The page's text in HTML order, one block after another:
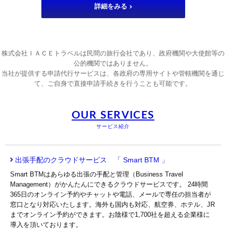
詳細をみる
株式会社ＩＡＣＥトラベルは民間の旅行会社であり、政府機関や大使館等の
公的機関ではありません。
当社が提供する申請代行サービスは、各政府の専用サイトや管轄機関を通じ
て、ご自身で直接申請手続きを行うことも可能です。
OUR SERVICES
サービス紹介
出張手配のクラウドサービス 「 Smart BTM 」
Smart BTMはあらゆる出張の手配と管理（Business Travel
Management）がかんたんにできるクラウドサービスです。 24時間
365日のオンライン予約やチャットや電話、メールで専任の担当者が
窓口となり対応いたします。海外も国内も対応、航空券、ホテル、JR
までオンライン予約ができます。お陰様で1,700社を超える企業様に
導入を頂いております。